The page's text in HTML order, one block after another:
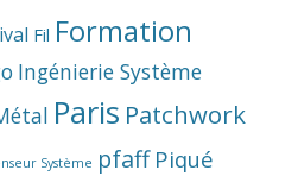
Fil Formation
Ingénierie Système
Paris Patchwork
Système pfaff Piqué